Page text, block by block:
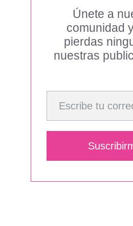
Únete a
comunidad
pierdas
nuestras
Escribe tu correo electrónico…